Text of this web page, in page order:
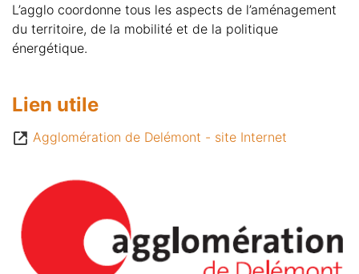
L’agglo coordonne tous les aspects de l’aménagement
du territoire, de la mobilité et de la politique
énergétique.
Lien utile
Agglomération de Delémont - site Internet